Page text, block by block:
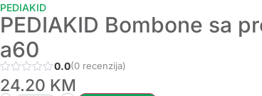
PEDIAKID
PEDIAKID Bombone sa
a60
0.0(0 recenzija)
24.20 KM